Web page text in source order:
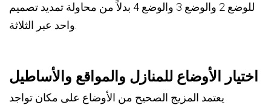
للوضع 2 والوضع 3 والوضع 4 بدلاً من محاولة تمديد تصميم
اختيار الأوضاع للمنازل والمواقع والأساطيل
يعتمد المزيج الصحيح من الأوضاع على مكان تواجد